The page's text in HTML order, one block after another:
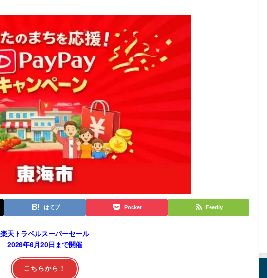
はてブ Pocket Feedly
楽天トラベルスーパーセール
2026年6月20日まで開催
こちらから！